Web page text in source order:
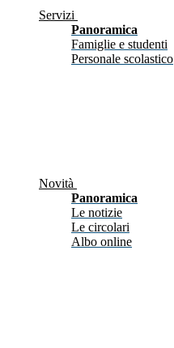
Servizi
Panoramica
Famiglie e studenti
Personale scolastico
Novità
Panoramica
Le notizie
Le circolari
Albo online